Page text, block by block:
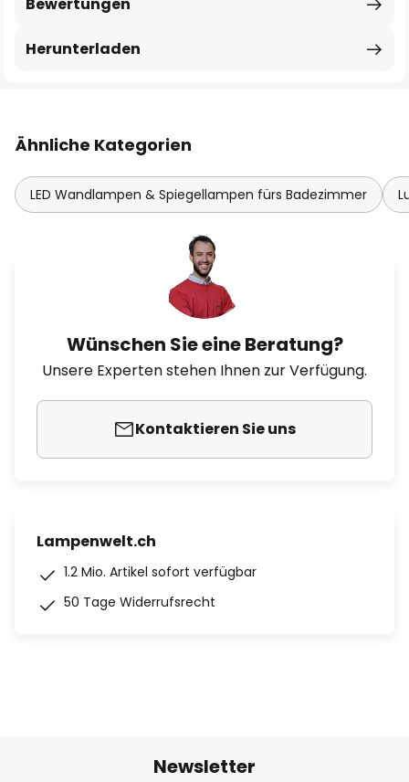
Herunterladen
Ähnliche Kategorien
LED Wandlampen & Spiegellampen fürs Badezimmer
Wünschen Sie eine Beratung?
Unsere Experten stehen Ihnen zur Verfügung.
Kontaktieren Sie uns
Lampenwelt.ch
1.2 Mio. Artikel sofort verfügbar
50 Tage Widerrufsrecht
Newsletter